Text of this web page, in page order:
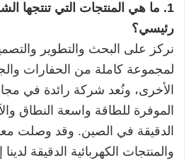
1. ما هي المنتجات التي تنتجها
رئيسي؟
نركز على البحث والتطوير
لمجموعة كاملة من الحفارات
الأخرى، ونُعد شركة رائدة في
الموفرة للطاقة واسعة النطاق
الدقيقة في الصين. وقد وصلت
والمنتجات الكهربائية الدقيقة